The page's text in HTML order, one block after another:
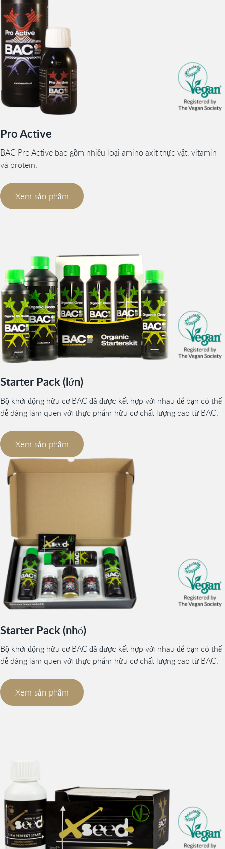
Pro Active
BAC Pro Active bao gồm nhiều loại amino axit thực vật, vitamin
và protein.
Xem sản phẩm
Starter Pack (lớn)
Bộ khởi động hữu cơ BAC đã được kết hợp với nhau để bạn có thể
dễ dàng làm quen với thực phẩm hữu cơ chất lượng cao từ BAC.
Xem sản phẩm
Starter Pack (nhỏ)
Bộ khởi động hữu cơ BAC đã được kết hợp với nhau để bạn có thể
dễ dàng làm quen với thực phẩm hữu cơ chất lượng cao từ BAC.
Xem sản phẩm